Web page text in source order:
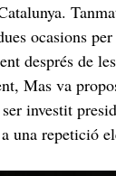
ocasions
després de
Mas va
investit
una repetició